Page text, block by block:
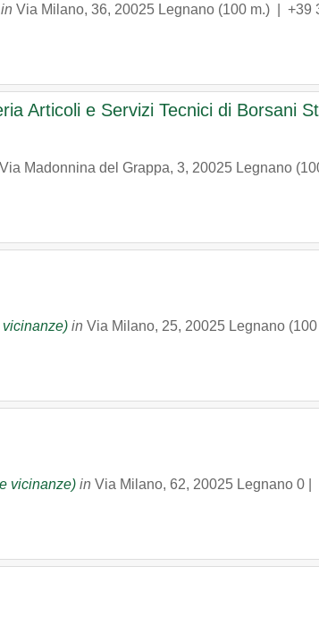
in Via Milano, 36, 20025 Legnano (100 m.) | +39
Articoli e Servizi Tecnici di Borsani
Via Madonnina del Grappa, 3, 20025 Legnano
in Via Milano, 25, 20025 Legnano
vicinanze) in Via Milano, 62, 20025 Legnano 0 |